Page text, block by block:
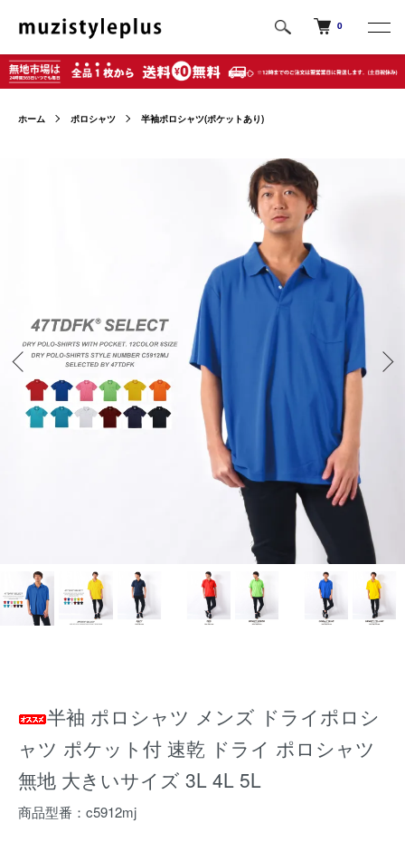
0
ホーム ポロシャツ 半袖ポロシャツ(ポケットあり)
半袖 ポロシャツ メンズ ドライポロシ
ャツ ポケット付 速乾 ドライ ポロシャツ
無地 大きいサイズ 3L 4L 5L
商品型番：c5912mj